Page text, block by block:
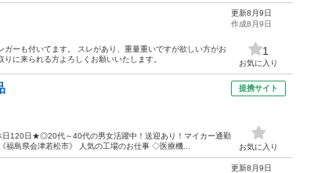
ーも付いてます。 スレがあり、重量重いですが欲しい方がお
に来られる方よろしくお願いいたします。
更新8月9日
作成8月9日
1
お気に入り
日120日★◎20代～40代の男女活躍中！送迎あり！マイカー通勤
島県会津若松市》 人気の工場のお仕事 ◇医療機...
提携サイト
お気に入り
更新8月9日